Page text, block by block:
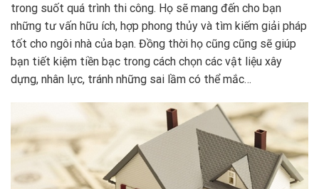
trong suốt quá trình thi công. Họ sẽ mang đến cho bạn
những tư vấn hữu ích, hợp phong thủy và tìm kiếm giải pháp
tốt cho ngôi nhà của bạn. Đồng thời họ cũng cũng sẽ giúp
bạn tiết kiệm tiền bạc trong cách chọn các vật liệu xây
dựng, nhân lực, tránh những sai lầm có thể mắc…